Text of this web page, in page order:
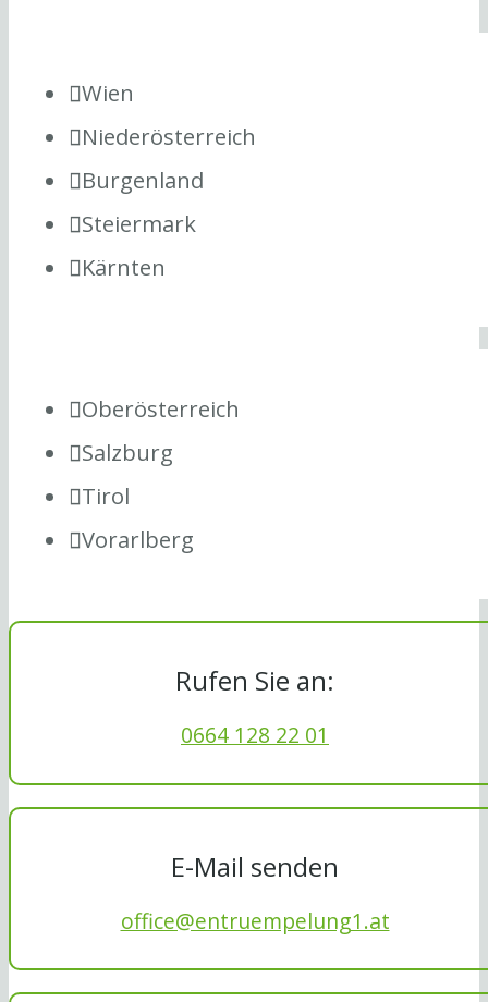
Wien
Niederösterreich
Burgenland
Steiermark
Kärnten
Oberösterreich
Salzburg
Tirol
Vorarlberg
Rufen Sie an:
0664 128 22 01
E-Mail senden
office@entruempelung1.at